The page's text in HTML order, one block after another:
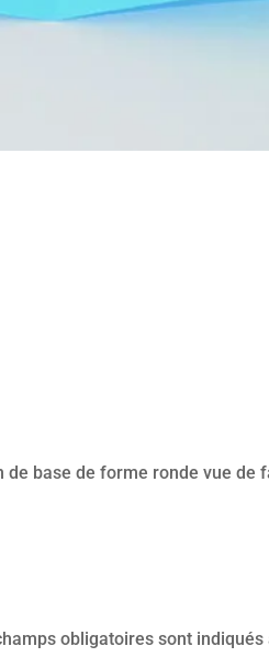
base de forme ronde vue de
obligatoires sont